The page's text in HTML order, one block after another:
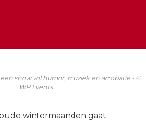
show vol humor, muziek en acrobatie - ©
WP Events
wintermaanden gaat